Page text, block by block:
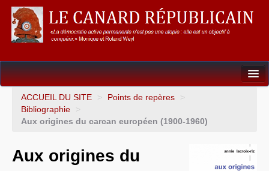
Dossiers
L’Union européenne
Un éléphant, ça trompe énormément !
ACCUEIL DU SITE > Points de repères
>
Bibliographie
>
Aux origines du carcan européen (1900-1960)
Aux origines du